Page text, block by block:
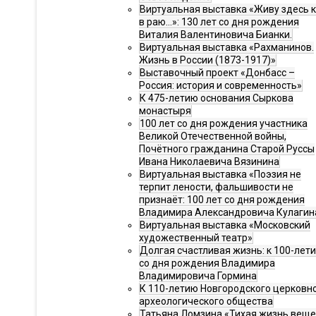
Виртуальная выставка «Живу здесь
в раю…»: 130 лет со дня рождения
Виталия Валентиновича Бианки.
Виртуальная выставка «Рахманинов.
Жизнь в России (1873-1917)»
Выставочный проект «Донбасс –
Россия: история и современность»
К 475-летию основания Сыркова
монастыря
100 лет со дня рождения участника
Великой Отечественной войны,
Почётного гражданина Старой Руссы
Ивана Николаевича Вязинина
Виртуальная выставка «Поэзия не
терпит лености, фальшивости не
признаёт: 100 лет со дня рождения
Владимира Александровича
Виртуальная выставка «Московский
художественный театр»
Долгая счастливая жизнь: к 100-
со дня рождения Владимира
Владимировича Гормина
К 110-летию Новгородского
археологического общества